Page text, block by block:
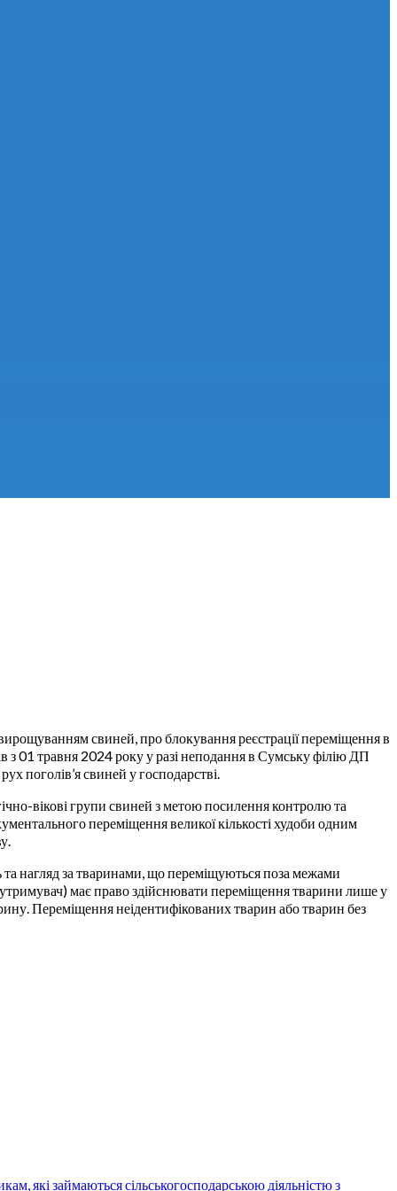
свиней, про блокування реєстрації переміщення в
01 травня 2024 року у разі неподання в Сумську філію ДП
поголів’я свиней у господарстві.
вікові групи свиней з метою посилення контролю та
переміщення великої кількості худоби одним
нагляд за тваринами, що переміщуються поза межами
має право здійснювати переміщення тварини лише у
Переміщення неідентифікованих тварин або тварин без
які займаються сільськогосподарською діяльністю з